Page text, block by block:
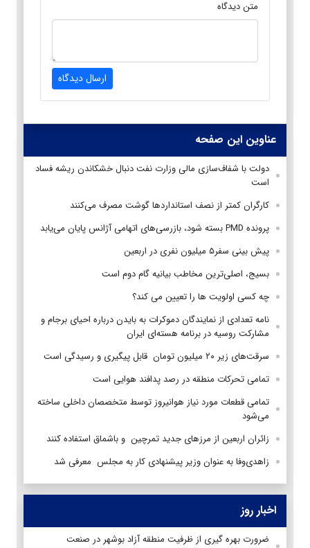
متن دیدگاه
ارسال دیدگاه
عناوین این صفحه
دولت با شفاف‌سازی مالی وزارت نفت دنبال خشکاندن ریشه فساد
است
کارگران کمتر از نصف استانداردها گوشت مصرف می‌کنند
پرونده PMD بسته شود، بازرسی‌های اتهامی آژانس پایان می‌یابد
پیش بینی سفر۵ میلیون نفری در اربعین
بسیج، اصلی‌ترین مخاطب بیانیه گام دوم است
چه کسی اولویت ها را تعیین می کند؟
نامه تعدادی از نمایندگان دموکرات به بایدن درباره احیای برجام و
مشارکت روسیه در برنامه هسته‌ای ایران
سرقت‌های زیر ۲۰ میلیون تومان قابل پیگیری و رسیدگی است
تمامی تحرکات منطقه‌ در رصد پدافند هوایی است
تمامی قطعات مورد نیاز هوانیروز توسط متخصصان داخلی ساخته
می‌شود
زائران اربعین از مرز‌های جدید تمرچین و باشماق استفاده کنند
زاهدی‌وفا به عنوان وزیر پیشنهادی کار به مجلس معرفی شد
اخبار روز
ضرورت بهره گیری از ظرفیت منطقه آزاد بوشهر در صنعت